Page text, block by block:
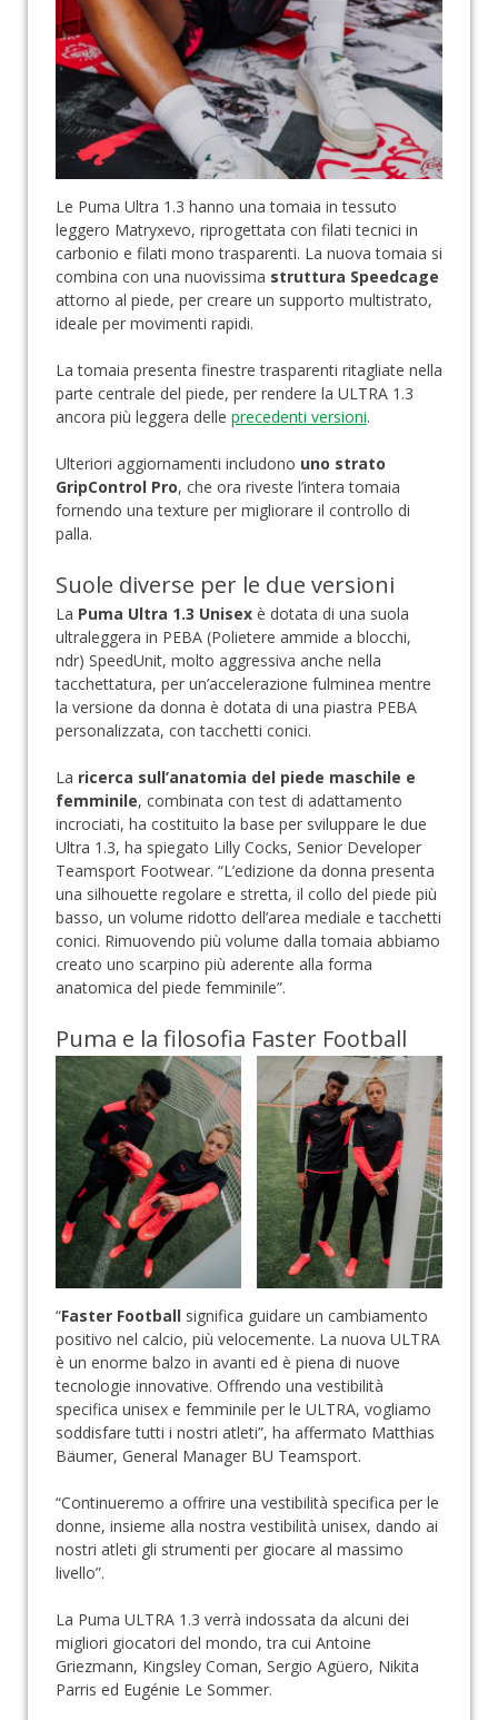
Le Puma Ultra 1.3 hanno una tomaia in tessuto
leggero Matryxevo, riprogettata con filati tecnici in
carbonio e filati mono trasparenti. La nuova tomaia si
combina con una nuovissima struttura Speedcage
attorno al piede, per creare un supporto multistrato,
ideale per movimenti rapidi.
La tomaia presenta finestre trasparenti ritagliate nella
parte centrale del piede, per rendere la ULTRA 1.3
ancora più leggera delle precedenti versioni.
Ulteriori aggiornamenti includono uno strato
GripControl Pro, che ora riveste l’intera tomaia
fornendo una texture per migliorare il controllo di
palla.
Suole diverse per le due versioni
La Puma Ultra 1.3 Unisex è dotata di una suola
ultraleggera in PEBA (Polietere ammide a blocchi,
ndr) SpeedUnit, molto aggressiva anche nella
tacchettatura, per un’accelerazione fulminea mentre
la versione da donna è dotata di una piastra PEBA
personalizzata, con tacchetti conici.
La ricerca sull’anatomia del piede maschile e
femminile, combinata con test di adattamento
incrociati, ha costituito la base per sviluppare le due
Ultra 1.3, ha spiegato Lilly Cocks, Senior Developer
Teamsport Footwear. “L’edizione da donna presenta
una silhouette regolare e stretta, il collo del piede più
basso, un volume ridotto dell’area mediale e tacchetti
conici. Rimuovendo più volume dalla tomaia abbiamo
creato uno scarpino più aderente alla forma
anatomica del piede femminile”.
Puma e la filosofia Faster Football
“Faster Football significa guidare un cambiamento
positivo nel calcio, più velocemente. La nuova ULTRA
è un enorme balzo in avanti ed è piena di nuove
tecnologie innovative. Offrendo una vestibilità
specifica unisex e femminile per le ULTRA, vogliamo
soddisfare tutti i nostri atleti”, ha affermato Matthias
Bäumer, General Manager BU Teamsport.
“Continueremo a offrire una vestibilità specifica per le
donne, insieme alla nostra vestibilità unisex, dando ai
nostri atleti gli strumenti per giocare al massimo
livello”.
La Puma ULTRA 1.3 verrà indossata da alcuni dei
migliori giocatori del mondo, tra cui Antoine
Griezmann, Kingsley Coman, Sergio Agüero, Nikita
Parris ed Eugénie Le Sommer.